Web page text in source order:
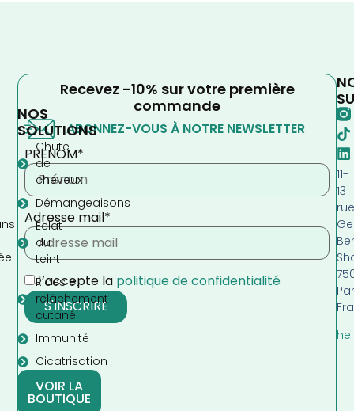
Recevez -10% sur votre première
commande
ABONNEZ-VOUS À NOTRE NEWSLETTER
PRENOM*
Adresse mail*
J’accepte la politique de confidentialité
NOS
SOLUTIONS
Chute
de
cheveux
Démangeaisons
Eclat
du
teint
Rides et
relâchement
cutané
Immunité
Cicatrisation
VOIR LA
BOUTIQUE
11-
13
rue